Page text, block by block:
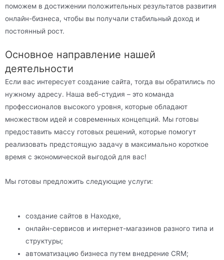
поможем в достижении положительных результатов развития
онлайн-бизнеса, чтобы вы получали стабильный доход и
постоянный рост.
Основное направление нашей
деятельности
Если вас интересует создание сайта, тогда вы обратились по
нужному адресу. Наша веб-студия – это команда
профессионалов высокого уровня, которые обладают
множеством идей и современных концепций. Мы готовы
предоставить массу готовых решений, которые помогут
реализовать предстоящую задачу в максимально короткое
время с экономической выгодой для вас!
Мы готовы предложить следующие услуги:
создание сайтов в Находке,
онлайн-сервисов и интернет-магазинов разного типа и
структуры;
автоматизацию бизнеса путем внедрение CRM;